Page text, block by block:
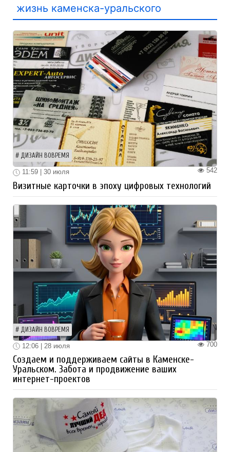
жизнь каменска-уральского
ДИЗАЙН ВОВРЕМЯ
542
11:59 | 30 июля
Визитные карточки в эпоху цифровых технологий
ДИЗАЙН ВОВРЕМЯ
700
12:06 | 28 июля
Создаем и поддерживаем сайты в Каменске-
Уральском. Забота и продвижение ваших
интернет-проектов